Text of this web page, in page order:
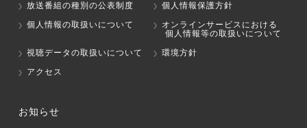
放送番組の種別の公表制度
個人情報保護方針
個人情報の取扱いについて
オンラインサービスにおける
個人情報等の取扱いについて
視聴データの取扱いについて
環境方針
アクセス
お知らせ